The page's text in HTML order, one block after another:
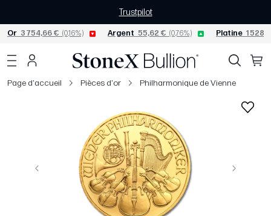
Trustpilot
Or 3 754,66 € (0,16%) Argent 55,62 € (0,76%) Platine 1
Page d'accueil Pièces d'or Philharmonique de Vienne
Précédent Suivant